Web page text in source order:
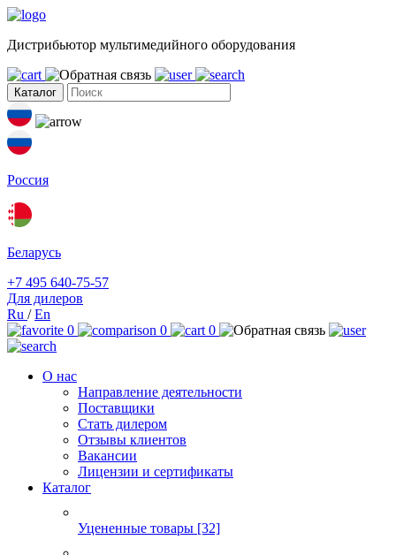
Дистрибьютор мультимедийного оборудования
Каталог
Россия
Беларусь
+7 495 640-75-57
Для дилеров
Ru /En
0
0 0
О нас
Направление деятельности
Поставщики
Стать дилером
Отзывы клиентов
Вакансии
Лицензии и сертификаты
Каталог
Уцененные товары [32]